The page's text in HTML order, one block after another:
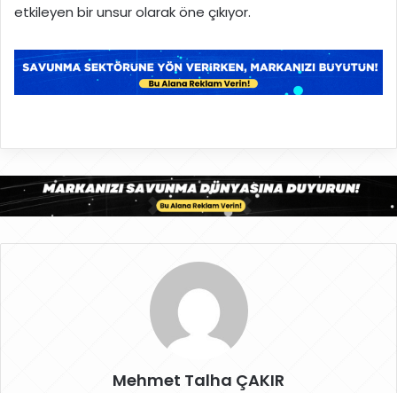
etkileyen bir unsur olarak öne çıkıyor.
Mehmet Talha ÇAKIR